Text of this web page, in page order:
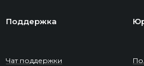
Поддержка
Чат поддержки